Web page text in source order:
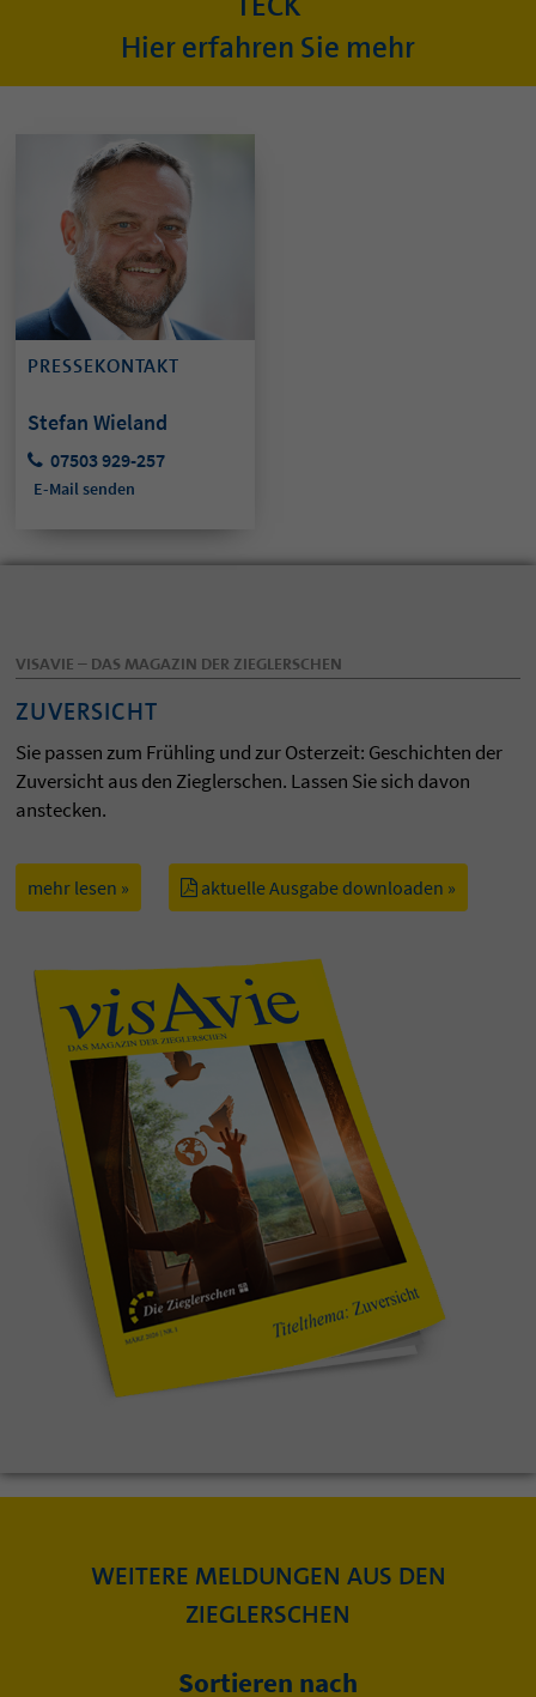
Hier erfahren Sie mehr
PRESSEKONTAKT
Stefan Wieland
07503 929-257
E-Mail senden
VISAVIE – DAS MAGAZIN DER ZIEGLERSCHEN
ZUVERSICHT
Sie passen zum Frühling und zur Osterzeit: Geschichten der
Zuversicht aus den Zieglerschen. Lassen Sie sich davon
anstecken.
mehr lesen » aktuelle Ausgabe downloaden »
WEITERE MELDUNGEN AUS DEN
ZIEGLERSCHEN
Sortieren nach